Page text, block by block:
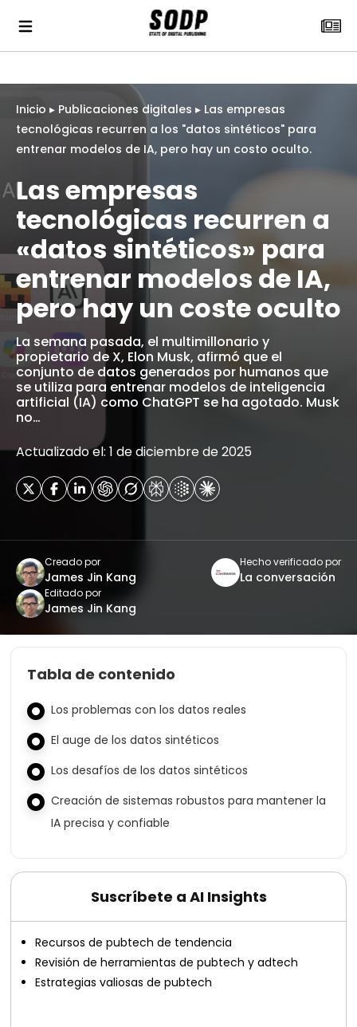
Inicio ▸ Publicaciones digitales ▸ Las empresas
tecnológicas recurren a los "datos sintéticos" para
entrenar modelos de IA, pero hay un costo oculto.
Las empresas
tecnológicas recurren a
«datos sintéticos» para
entrenar modelos de IA,
pero hay un coste oculto
La semana pasada, el multimillonario y
propietario de X, Elon Musk, afirmó que el
conjunto de datos generados por humanos que
se utiliza para entrenar modelos de inteligencia
artificial (IA) como ChatGPT se ha agotado. Musk
no…
Actualizado el: 1 de diciembre de 2025
Creado por
James Jin Kang
Hecho verificado por
La conversación
Editado por
James Jin Kang
Tabla de contenido
Los problemas con los datos reales
El auge de los datos sintéticos
Los desafíos de los datos sintéticos
Creación de sistemas robustos para mantener la
IA precisa y confiable
Suscríbete a AI Insights
Recursos de pubtech de tendencia
Revisión de herramientas de pubtech y adtech
Estrategias valiosas de pubtech